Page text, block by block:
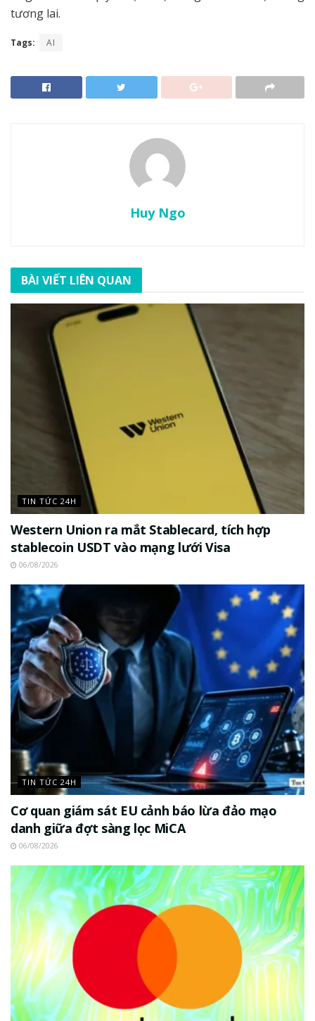
tương lai.
Tags: AI
Huy Ngo
BÀI VIẾT LIÊN QUAN
TIN TỨC 24H
Western Union ra mắt Stablecard, tích hợp
stablecoin USDT vào mạng lưới Visa
06/08/2026
TIN TỨC 24H
Cơ quan giám sát EU cảnh báo lừa đảo mạo
danh giữa đợt sàng lọc MiCA
06/08/2026